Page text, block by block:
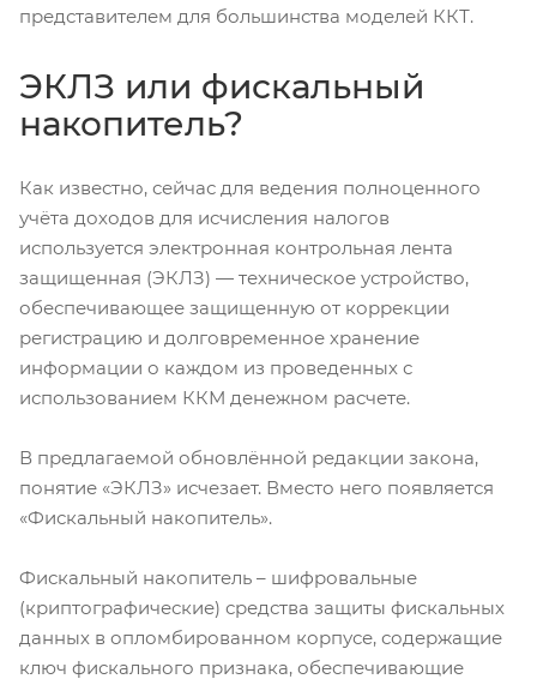
представителем для большинства моделей ККТ.
ЭКЛЗ или фискальный
накопитель?
Как известно, сейчас для ведения полноценного
учёта доходов для исчисления налогов
используется электронная контрольная лента
защищенная (ЭКЛЗ) — техническое устройство,
обеспечивающее защищенную от коррекции
регистрацию и долговременное хранение
информации о каждом из проведенных с
использованием ККМ денежном расчете.
В предлагаемой обновлённой редакции закона,
понятие «ЭКЛЗ» исчезает. Вместо него появляется
«Фискальный накопитель».
Фискальный накопитель – шифровальные
(криптографические) средства защиты фискальных
данных в опломбированном корпусе, содержащие
ключ фискального признака, обеспечивающие